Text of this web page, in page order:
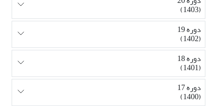
(1403)
دوره 19
(1402)
دوره 18
(1401)
دوره 17
(1400)